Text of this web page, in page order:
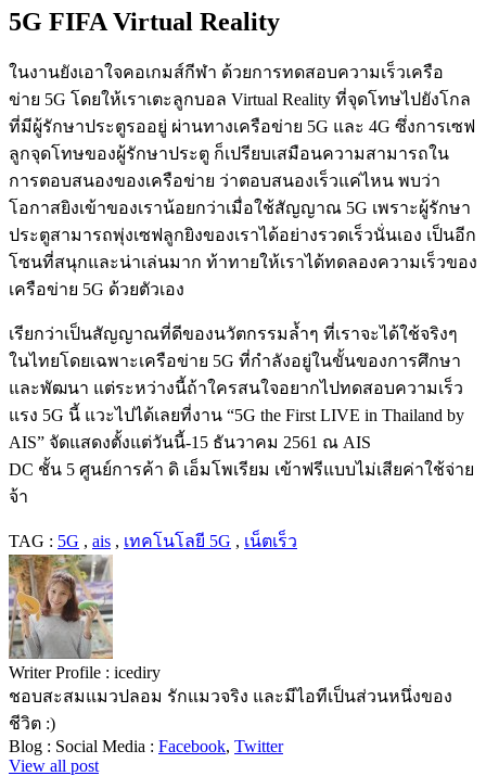
5G FIFA Virtual Reality
ในงานยังเอาใจคอเกมส์กีฬา ด้วยการทดสอบความเร็วเครือ
ข่าย 5G โดยให้เราเตะลูกบอล Virtual Reality ที่จุดโทษไปยังโกล
ที่มีผู้รักษาประตูรออยู่ ผ่านทางเครือข่าย 5G และ 4G ซึ่งการเซฟ
ลูกจุดโทษของผู้รักษาประตู ก็เปรียบเสมือนความสามารถใน
การตอบสนองของเครือข่าย ว่าตอบสนองเร็วแค่ไหน พบว่า
โอกาสยิงเข้าของเราน้อยกว่าเมื่อใช้สัญญาณ 5G เพราะผู้รักษา
ประตูสามารถพุ่งเซฟลูกยิงของเราได้อย่างรวดเร็วนั่นเอง เป็นอีก
โซนที่สนุกและน่าเล่นมาก ท้าทายให้เราได้ทดลองความเร็วของ
เครือข่าย 5G ด้วยตัวเอง
เรียกว่าเป็นสัญญาณที่ดีของนวัตกรรมล้ำๆ ที่เราจะได้ใช้จริงๆ
ในไทยโดยเฉพาะเครือข่าย 5G ที่กำลังอยู่ในขั้นของการศึกษา
และพัฒนา แต่ระหว่างนี้ถ้าใครสนใจอยากไปทดสอบความเร็ว
แรง 5G นี้ แวะไปได้เลยที่งาน “5G the First LIVE in Thailand by
AIS” จัดแสดงตั้งแต่วันนี้-15 ธันวาคม 2561 ณ AIS
DC ชั้น 5 ศูนย์การค้า ดิ เอ็มโพเรียม เข้าฟรีแบบไม่เสียค่าใช้จ่าย
จ้า
TAG : 5G , ais , เทคโนโลยี 5G , เน็ตเร็ว
Writer Profile : icediry
ชอบสะสมแมวปลอม รักแมวจริง และมีไอทีเป็นส่วนหนึ่งของ
ชีวิต :)
Blog : Social Media : Facebook, Twitter
View all post